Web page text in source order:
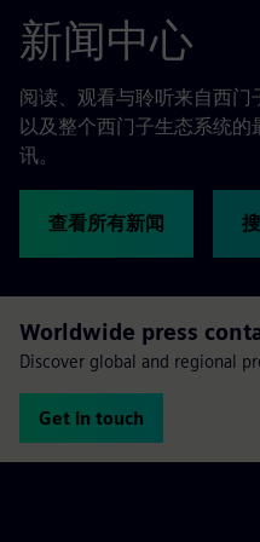
新闻中心
阅读、观看与聆听来自西
以及整个西门子生态系统
讯。
查看所有新闻
Worldwide press
Discover global and regional
Get in touch